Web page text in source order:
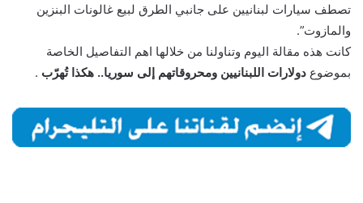
تصطف سيارات لبنانيين على جانبي الطرق لبيع غالونات البنزين
والمازوت”.
كانت هذه مقالة اليوم وتناولنا من خلالها اهم التفاصيل الخاصة
بموضوع دولارات اللبنانيين ومحروقاتهم إلى سوريا.. هكذا تُهرّب .